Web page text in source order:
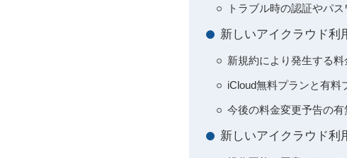
トラブル時の認証やパ
新しいアイクラウド利
新規約により発生する
iCloud無料プランと有料
今後の料金変更予告の
新しいアイクラウド利